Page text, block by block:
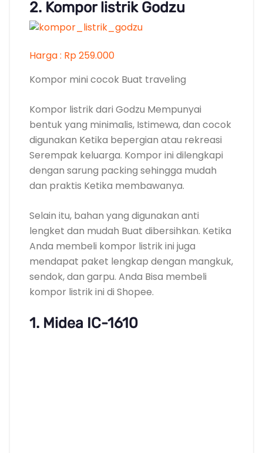
Serempak keluarga. Kompor ini dilengkapi
dengan sarung packing sehingga mudah
lengket dan mudah Buat dibersihkan. Ketika
mendapat paket lengkap dengan mangkuk,
sendok, dan garpu. Anda Bisa membeli
kompor listrik ini di Shopee.
1. Midea IC-1610
Harga : Rp 700.000
Desain modern, canggih, dan serbaguna
Kompor listrik Midea ini Mempunyai sistem
pemanasan yang kuat dengan pengaturan
kebutuhan memasak Anda. Sehingga